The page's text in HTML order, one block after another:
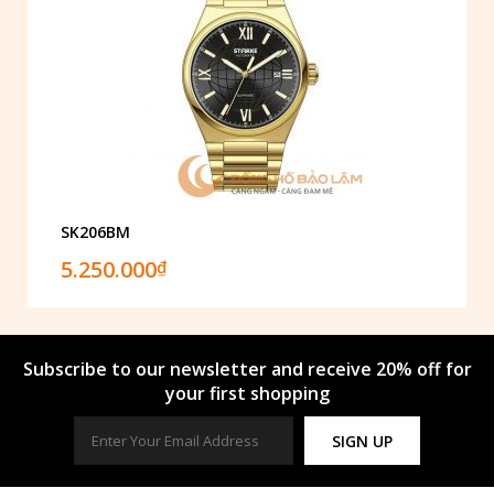
SK206BM
5.250.000₫
Subscribe to our newsletter and receive 20% off for
your first shopping
SIGN UP